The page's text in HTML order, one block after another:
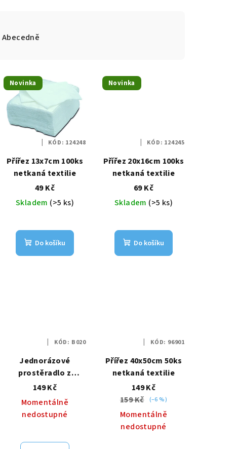
Abecedně
Novinka
Přířez 13x7cm 100ks
netkaná textilie
49 Kč
Skladem (>5 ks)
Do košíku
KÓD: 124248
Novinka
Přířez 20x16cm 100ks
netkaná textilie
69 Kč
Skladem (>5 ks)
Do košíku
KÓD: 124245
Jednorázové
prostěradlo z
netkané textílie
200x90cm s otvorem
- 10ks
149 Kč
Momentálně
nedostupné
KÓD: B020
Přířez 40x50cm 50ks
netkaná textilie
149 Kč
159 Kč
(–6 %)
Momentálně
nedostupné
KÓD: 96901